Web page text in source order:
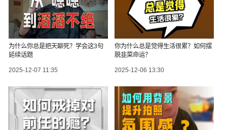
为什么你总是把天聊死？学会这3句
延续话题
2025-12-07 11:35
你为什么总是觉得生活很累？如何摆
脱韭菜命运？
2025-12-06 13:30